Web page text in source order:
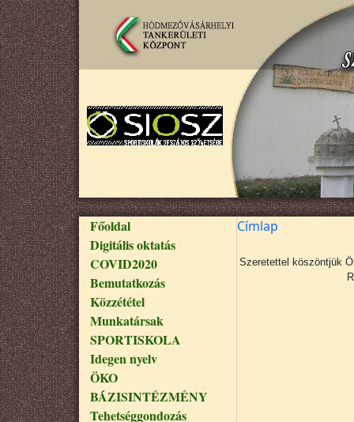
Ugrás a tartalomra
Fő navigáció
Főoldal
Digitális oktatás
COVID2020
Bemutatkozás
Közzététel
Munkatársak
SPORTISKOLA
Idegen nyelv
ÖKO
BÁZISINTÉZMÉNY
Tehetséggondozás
Címlap
Szeretettel köszöntjük